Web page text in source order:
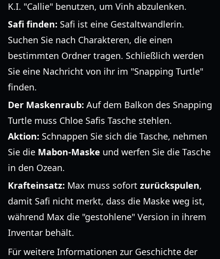
K.I. "Callie" benutzen, um Vinh abzulenken.
Safi finden: Safi ist eine Gestaltwandlerin.
Suchen Sie nach Charakteren, die einen
bestimmten Ordner tragen. Schließlich werden
Sie eine Nachricht von ihr im "Snapping Turtle"
finden.
Der Maskenraub: Auf dem Balkon des Snapping
Turtle muss Chloe Safis Tasche stehlen.
Aktion: Schnappen Sie sich die Tasche, nehmen
Sie die Mabon-Maske und werfen Sie die Tasche
in den Ozean.
Krafteinsatz: Max muss sofort zurückspulen,
damit Safi nicht merkt, dass die Maske weg ist,
während Max die "gestohlene" Version in ihrem
Inventar behält.
Für weitere Informationen zur Geschichte der